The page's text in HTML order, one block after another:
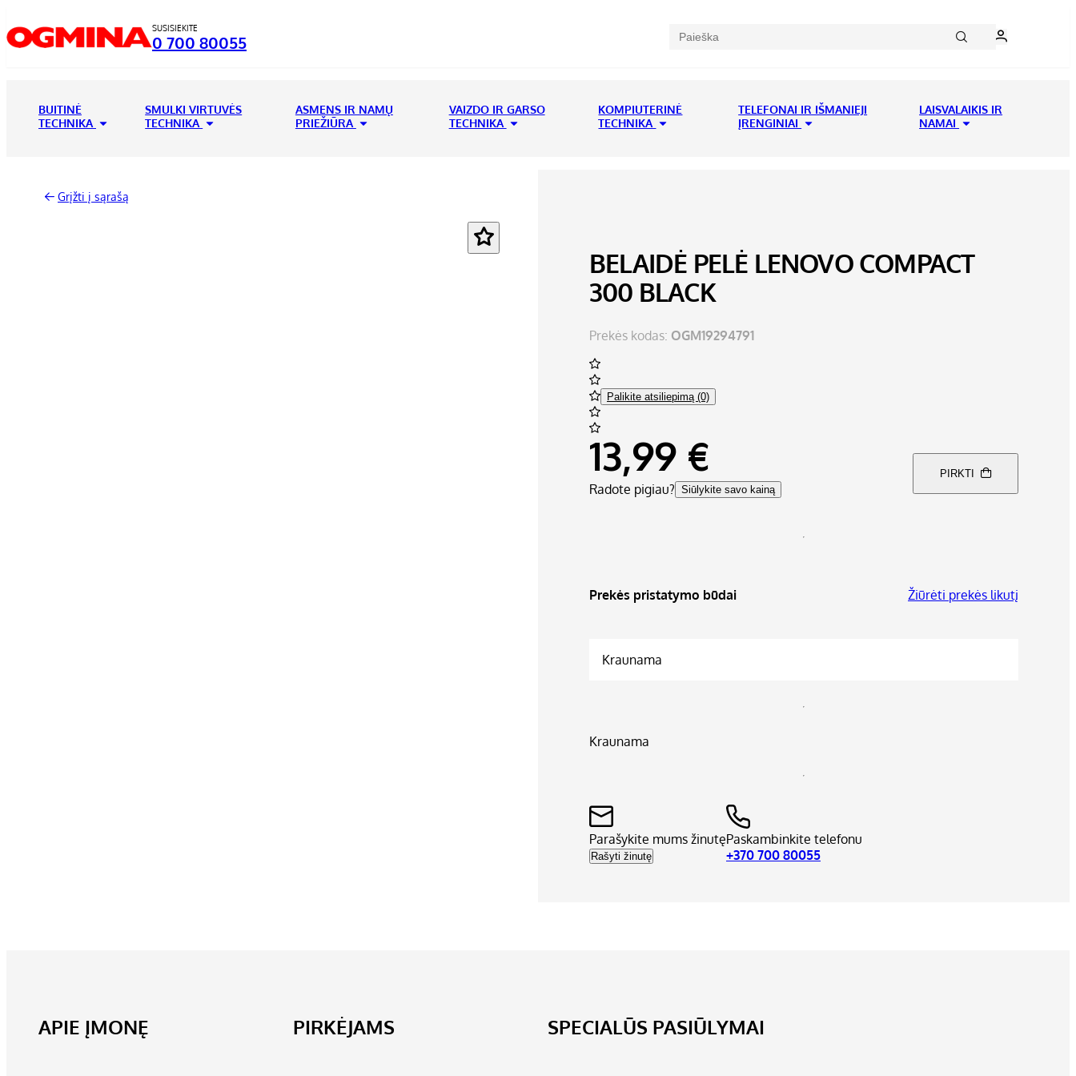
SUSISIEKITE
0 700 80055
BUITINĖ
TECHNIKA
SMULKI VIRTUVĖS
TECHNIKA
ASMENS IR NAMŲ
PRIEŽIŪRA
VAIZDO IR GARSO
TECHNIKA
KOMPIUTERINĖ
TECHNIKA
TELEFONAI IR IŠMANIEJI
ĮRENGINIAI
LAISVALAIKIS IR
NAMAI
Grįžti į sąrašą
BELAIDĖ PELĖ LENOVO COMPACT
300 BLACK
Prekės kodas: OGM19294791
Palikite atsiliepimą (0)
13,99 €
Radote pigiau? Siūlykite savo kainą
PIRKTI
Prekės pristatymo būdai Žiūrėti prekės likutį
Kraunama
Kraunama
Parašykite mums žinutę
Rašyti žinutę
Paskambinkite telefonu
+370 700 80055
APIE ĮMONĘ PIRKĖJAMS SPECIALŪS PASIŪLYMAI